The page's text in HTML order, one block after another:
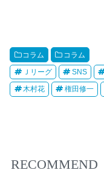
コラム コラム
Ｊリーグ SNS
木村花 権田修一
RECOMMEND